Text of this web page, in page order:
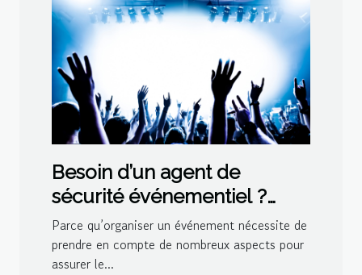
Besoin d’un agent de
sécurité événementiel ?
Contactez Atrium Protection
Privée !
Parce qu’organiser un événement nécessite de
prendre en compte de nombreux aspects pour
assurer le...